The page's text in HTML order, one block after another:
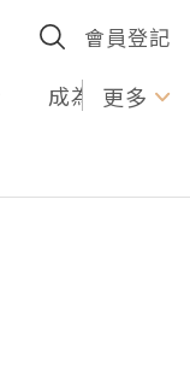
會員登記
成為U更多